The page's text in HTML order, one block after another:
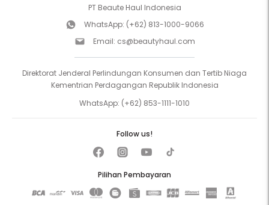
PT Beaute Haul Indonesia
WhatsApp: (+62) 813-1000-9066
Email: cs@beautyhaul.com
Direktorat Jenderal Perlindungan Konsumen dan Tertib Niaga
Kementrian Perdagangan Republik Indonesia
WhatsApp: (+62) 853-1111-1010
Pilihan Pembayaran
Follow us!